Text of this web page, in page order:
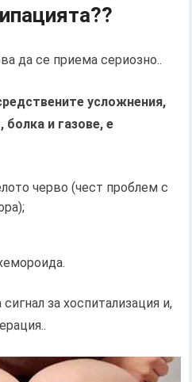
да се приема сериозно..
усложнения,
и газове, е
черво (чест проблем с
за хоспитализация и,